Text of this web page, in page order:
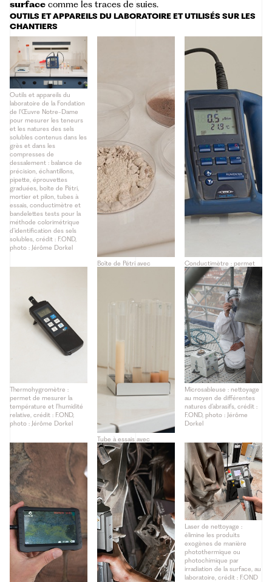
surface comme les traces de suies.
OUTILS ET APPAREILS DU LABORATOIRE ET UTILISÉS SUR LES
CHANTIERS
Outils et appareils du
laboratoire de la Fondation
de l’Œuvre Notre-Dame
pour mesurer les teneurs
et les natures des sels
solubles contenus dans les
grès et dans les
compresses de
dessalement : balance de
précision, échantillons,
pipette, éprouvettes
graduées, boîte de Pétri,
mortier et pilon, tubes à
essais, conductimètre et
bandelettes tests pour la
méthode colorimétrique
d’identification des sels
solubles, crédit : F.OND,
photo : Jérôme Dorkel
Boîte de Pétri avec
Conductimètre : permet
de mesurer la conductivité
électrique de la solution
(forme ionique des sels),
crédit : F.OND, photo :
Jérôme Dorkel
Thermohygromètre :
permet de mesurer la
température et l’humidité
relative, crédit : F.OND,
photo : Jérôme Dorkel
Tube à essais avec
solutions, crédit : F.OND,
photo : Jérôme Dorkel
Microsableuse : nettoyage
au moyen de différentes
natures d’abrasifs, crédit :
F.OND, photo : Jérôme
Dorkel
Laser de nettoyage :
élimine les produits
exogènes de manière
photothermique ou
photochimique par
irradiation de la surface, au
laboratoire, crédit : F.OND